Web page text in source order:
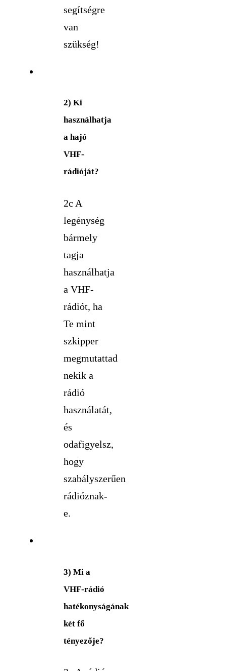
segítségre
van
szükség!
2) Ki
használhatja
a hajó
VHF-
rádióját?
2c A
legénység
bármely
tagja
használhatja
a VHF-
rádiót, ha
Te mint
szkipper
megmutattad
nekik a
rádió
használatát,
és
odafigyelsz,
hogy
szabályszerűen
rádióznak-
e.
3) Mi a
VHF-rádió
hatékonyságának
két fő
tényezője?